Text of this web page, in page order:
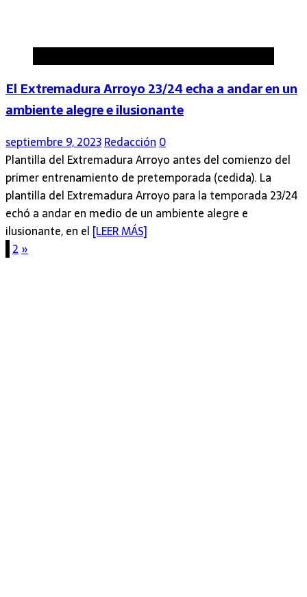
El Extremadura Arroyo 23/24 echa a andar en un
ambiente alegre e ilusionante
septiembre 9, 2023Redacción0
Plantilla del Extremadura Arroyo antes del comienzo del
primer entrenamiento de pretemporada (cedida). La
plantilla del Extremadura Arroyo para la temporada 23/24
echó a andar en medio de un ambiente alegre e
ilusionante, en el [LEER MÁS]
Paginación
2»